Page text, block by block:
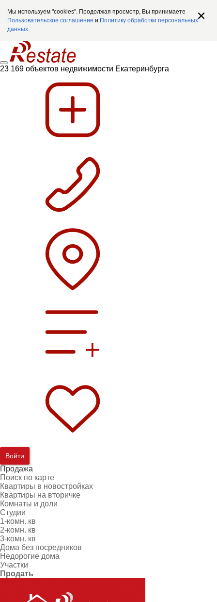
Мы используем "cookies". Продолжая просмотр, Вы принимаете
Пользовательское соглашение и Политику обработки персональных
данных.
23 169 объектов недвижимости Екатеринбурга
Войти
Продажа
Поиск по карте
Квартиры в новостройках
Квартиры на вторичке
Комнаты и доли
Студии
1-комн. кв
2-комн. кв
3-комн. кв
Дома без посредников
Недорогие дома
Участки
Продать